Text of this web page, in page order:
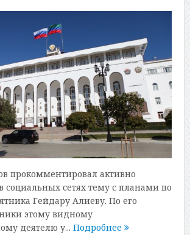
прокомментировал активно
социальных сетях тему с планами по
Гейдару Алиеву. По его
этому видному
деятелю у... Подробнее